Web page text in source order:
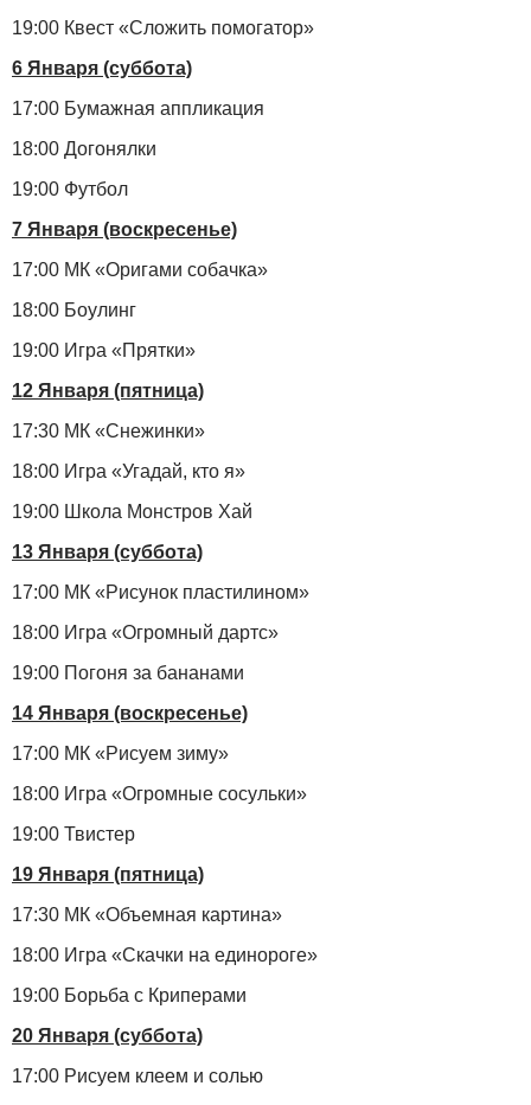
19:00 Квест «Сложить помогатор»
6 Января (суббота)
17:00 Бумажная аппликация
18:00 Догонялки
19:00 Футбол
7 Января (воскресенье)
17:00 МК «Оригами собачка»
18:00 Боулинг
19:00 Игра «Прятки»
12 Января (пятница)
17:30 МК «Снежинки»
18:00 Игра «Угадай, кто я»
19:00 Школа Монстров Хай
13 Января (суббота)
17:00 МК «Рисунок пластилином»
18:00 Игра «Огромный дартс»
19:00 Погоня за бананами
14 Января (воскресенье)
17:00 МК «Рисуем зиму»
18:00 Игра «Огромные сосульки»
19:00 Твистер
19 Января (пятница)
17:30 МК «Объемная картина»
18:00 Игра «Скачки на единороге»
19:00 Борьба с Криперами
20 Января (суббота)
17:00 Рисуем клеем и солью